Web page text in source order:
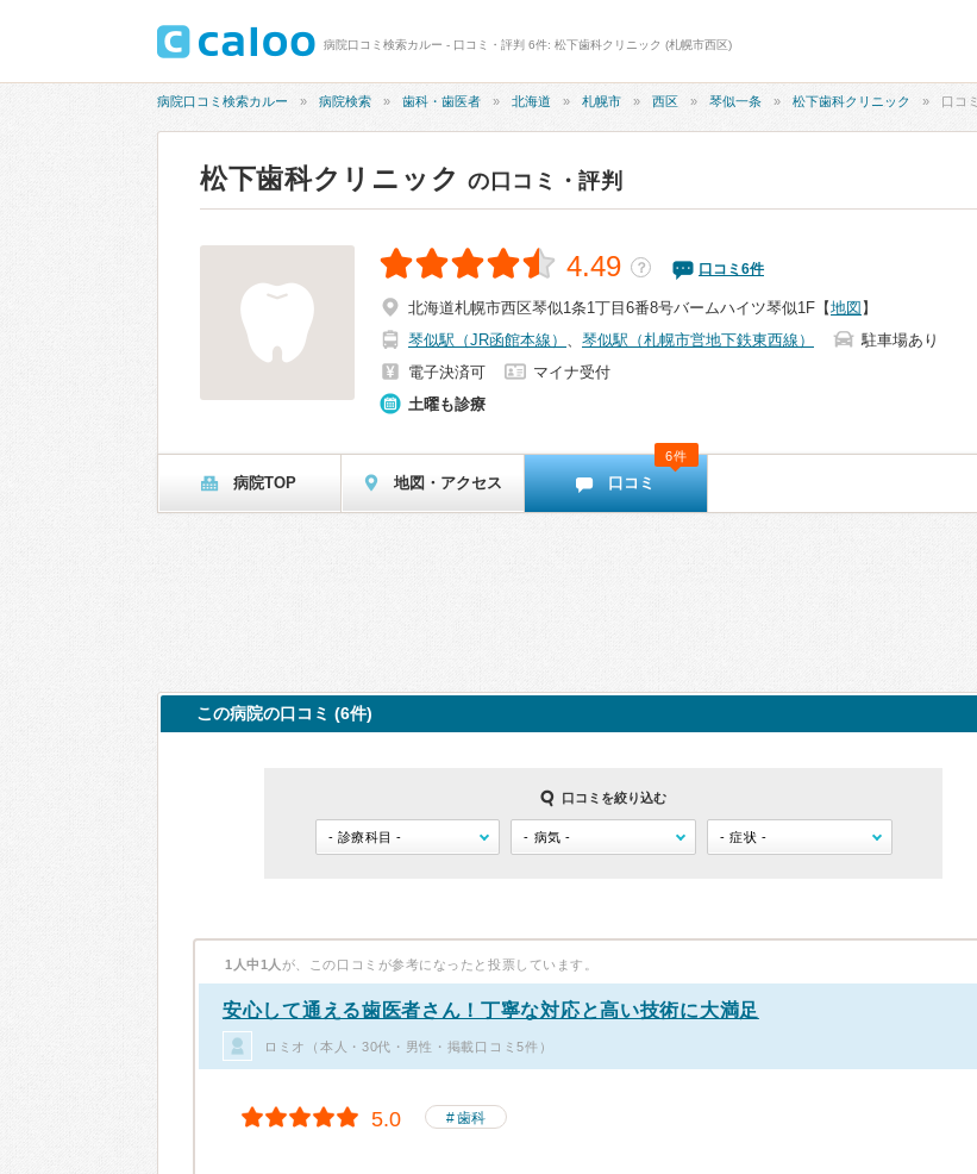
病院口コミ検索カルー - 口コミ・評判 6件: 松下歯科クリニック (札幌市西区)
病院口コミ検索カルー 病院検索 歯科・歯医者 北海道 札幌市 西区 琴似一条 松下歯科クリニック 口コミ
松下歯科クリニック の口コミ・評判
4.49 ？ 口コミ 6件
北海道札幌市西区琴似1条1丁目6番8号バームハイツ琴似1F 【地図 】
琴似駅（JR函館本線） 、 琴似駅（札幌市営地下鉄東西線）
駐車場あり
電子決済可
マイナ受付
土曜も診療
病院TOP 地図・アクセス 口コミ
6件
この病院の口コミ (6件)
口コミを絞り込む
1人中1人 が、この口コミが参考になったと投票しています。
安心して通える歯医者さん！丁寧な対応と高い技術に大満足
ロミオ（本人・30代・男性・掲載口コミ5件）
5.0 歯科